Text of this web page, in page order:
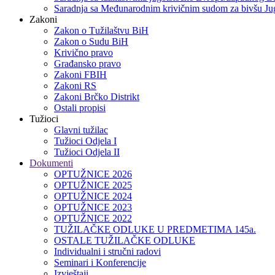
Saradnja sa Međunarodnim krivičnim sudom za bivšu
Zakoni
Zakon o Тužilaštvu BiH
Zakon o Sudu BiH
Krivično pravo
Građansko pravo
Zakoni FBIH
Zakoni RS
Zakoni Brčko Distrikt
Ostali propisi
Tužioci
Glavni tužilac
Tužioci Odjela I
Tužioci Odjela II
Dokumenti
OPTUŽNICE 2026
OPTUŽNICE 2025
OPTUŽNICE 2024
OPTUŽNICE 2023
OPTUŽNICE 2022
TUŽILAČKE ODLUKE U PREDMETIMA 145a.
OSTALE TUŽILAČKE ODLUKE
Individualni i stručni radovi
Seminari i Konferencije